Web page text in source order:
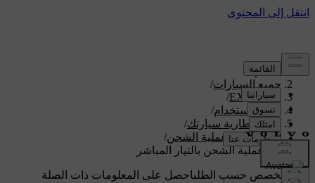
الدعم/
جميع السيارات/
EX90 2026
/
دليل الاستخدام/
شحن بطارية سيارتك/
بدء وإنهاء عملية الشحن/
بدء عملية الشحن بالتيار المباشر
دعم مخصص حسب الطلباحصل على المعلومات ذات الصلة